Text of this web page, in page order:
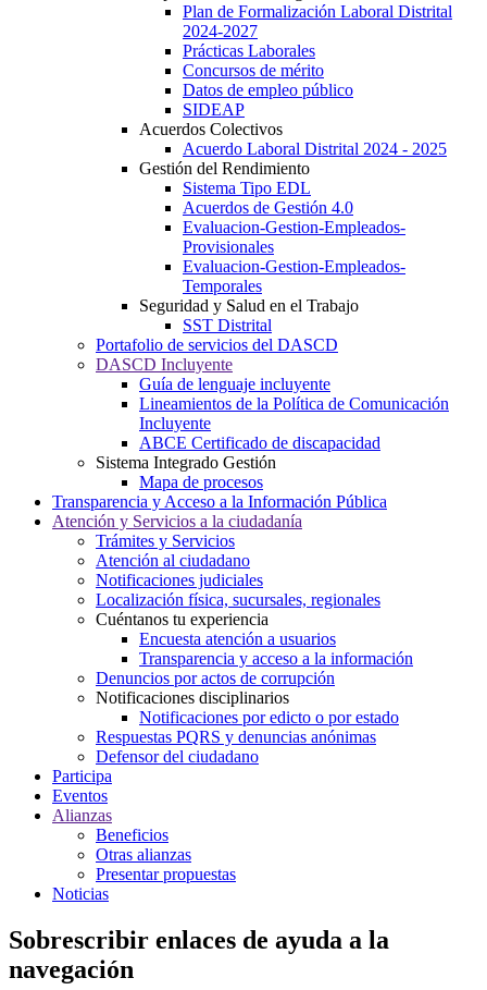
Plan de Formalización Laboral Distrital
2024-2027
Prácticas Laborales
Concursos de mérito
Datos de empleo público
SIDEAP
Acuerdos Colectivos
Acuerdo Laboral Distrital 2024 - 2025
Gestión del Rendimiento
Sistema Tipo EDL
Acuerdos de Gestión 4.0
Evaluacion-Gestion-Empleados-
Provisionales
Evaluacion-Gestion-Empleados-
Temporales
Seguridad y Salud en el Trabajo
SST Distrital
Portafolio de servicios del DASCD
DASCD Incluyente
Guía de lenguaje incluyente
Lineamientos de la Política de Comunicación
Incluyente
ABCE Certificado de discapacidad
Sistema Integrado Gestión
Mapa de procesos
Transparencia y Acceso a la Información Pública
Atención y Servicios a la ciudadanía
Trámites y Servicios
Atención al ciudadano
Notificaciones judiciales
Localización física, sucursales, regionales
Cuéntanos tu experiencia
Encuesta atención a usuarios
Transparencia y acceso a la información
Denuncios por actos de corrupción
Notificaciones disciplinarios
Notificaciones por edicto o por estado
Respuestas PQRS y denuncias anónimas
Defensor del ciudadano
Participa
Eventos
Alianzas
Beneficios
Otras alianzas
Presentar propuestas
Noticias
Sobrescribir enlaces de ayuda a la
navegación